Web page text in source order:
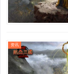
资讯